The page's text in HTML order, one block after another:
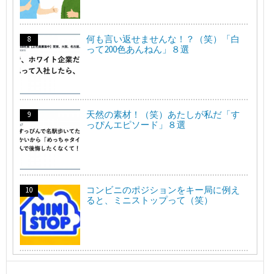
何も言い返せませんな！？（笑）「白
って200色あんねん」８選
天然の素材！（笑）あたしが私だ「す
っぴんエピソード」８選
コンビニのポジションをキー局に例え
ると、ミニストップって（笑）